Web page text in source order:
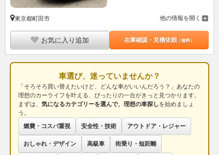
東京都町田市 他の情報を開く
お気に入り追加 在庫確認・見積依頼（無料）
車選び、迷っていませんか？
「そろそろ買い替えたいけど、どんな車がいいんだろう？」あなたの
理想のカーライフを叶える、ぴったりの一台がきっと見つかります。
まずは、 気になるカテゴリーを選んで、理想の車探しを始めましょ
う。
燃費・コスパ重視
安全性・技術 アウトドア・レジャー
おしゃれ・デザイン 高級車 街乗り・短距離